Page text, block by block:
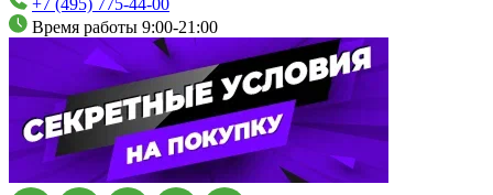
+7 (495) 775-44-00
Время работы 9:00-21:00